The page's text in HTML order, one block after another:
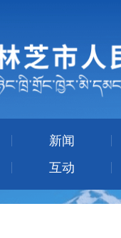
新闻
互动